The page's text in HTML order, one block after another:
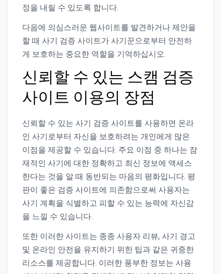
정을 내릴 수 있도록 합니다.
다음에 의심스러운 웹사이트를 발견하거나 제안을
할 때 사기 검증 사이트가 사기꾼으로부터 안전하
게 보호하는 중요한 역할을 기억하십시오.
신뢰할 수 있는 스캠 검증
사이트 이용의 장점
신뢰할 수 있는 사기 검증 사이트를 사용하면 온라
인 사기로부터 자신을 보호하려는 개인에게 많은
이점을 제공할 수 있습니다. 주요 이점 중 하나는 잠
재적인 사기에 대한 정확하고 최신 정보에 액세스
한다는 것을 알 때 동반되는 마음의 평화입니다. 평
판이 좋은 검증 사이트에 의존함으로써 사용자는
사기 계획을 식별하고 피할 수 있는 능력에 자신감
을 느낄 수 있습니다.
또한 이러한 사이트는 종종 사용자 리뷰, 사기 경고
및 온라인 안전을 유지하기 위한 팁과 같은 귀중한
리소스를 제공합니다. 이러한 풍부한 정보는 사용